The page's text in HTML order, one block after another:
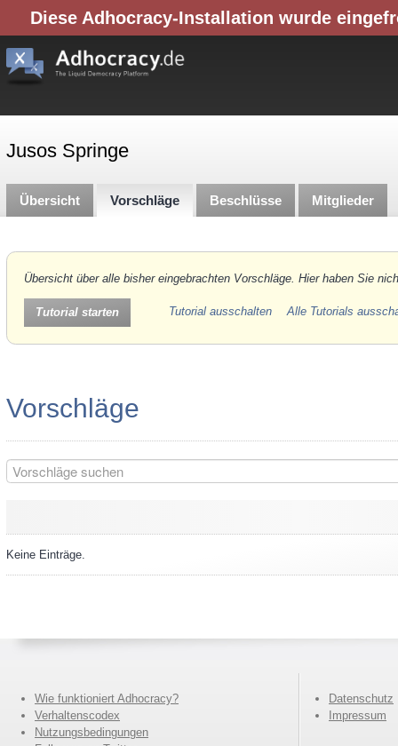
Diese Adhocracy-Installation wurde
Jusos Springe
Übersicht Vorschläge Beschlüsse Mitglieder
Übersicht über alle bisher eingebrachten Vorschläge. Hier haben Sie
Tutorial starten Tutorial ausschalten Alle Tutorials
Vorschläge
Keine Einträge.
Wie funktioniert Adhocracy?
Verhaltenscodex
Nutzungsbedingungen
Datenschutz
Impressum